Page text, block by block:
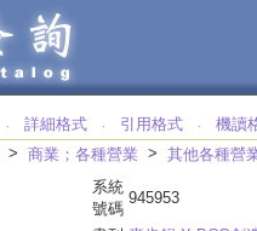
‧ 詳細格式 ‧ 引用格式 ‧
機讀
> 商業；各種營業 > 其他各種營
系統
號碼
945953